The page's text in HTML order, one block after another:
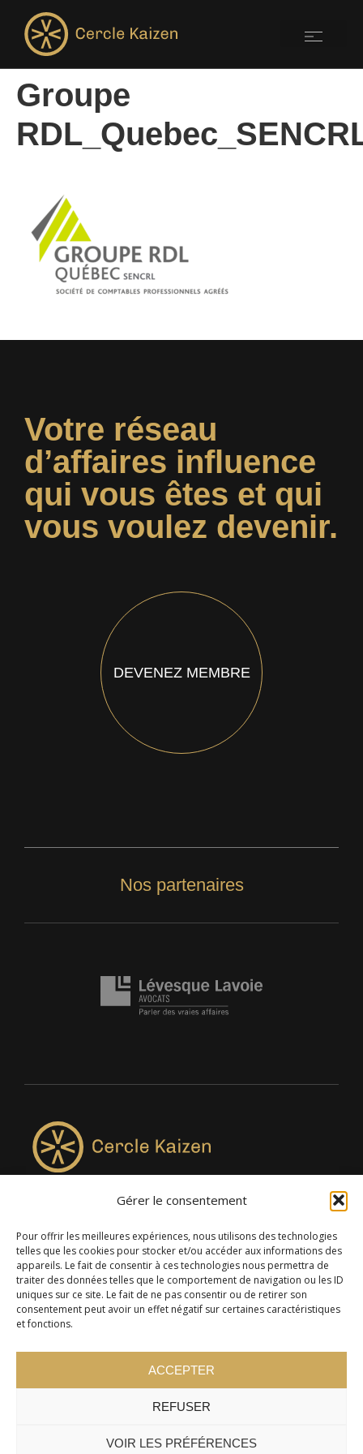
Gérer le consentement
Pour offrir les meilleures expériences, nous utilisons des technologies
telles que les cookies pour stocker et/ou accéder aux informations des
appareils. Le fait de consentir à ces technologies nous permettra de
traiter des données telles que le comportement de navigation ou les ID
uniques sur ce site. Le fait de ne pas consentir ou de retirer son
consentement peut avoir un effet négatif sur certaines caractéristiques
et fonctions.
ACCEPTER
REFUSER
VOIR LES PRÉFÉRENCES
Groupe
Votre réseau
d’affaires influence
qui vous êtes et qui
vous voulez devenir.
DEVENEZ MEMBRE
Nos partenaires
4957, rue Lionel-Groulx, bureau 819, Saint-Augustin-de-
Desmaures QC G3A 0M7
© 2024 Cercle Kaizen. Tous droits réservés -